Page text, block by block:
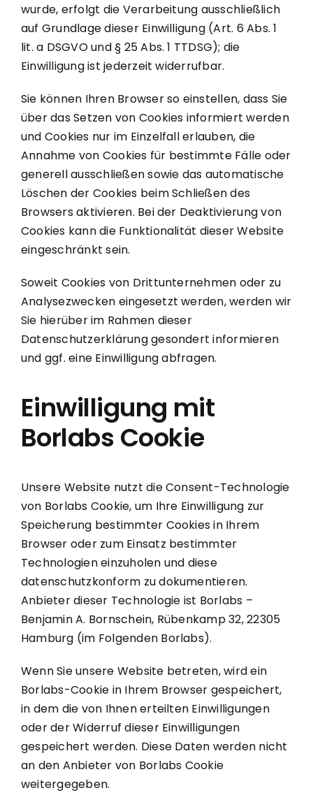
wurde, erfolgt die Verarbeitung ausschließlich
auf Grundlage dieser Einwilligung (Art. 6 Abs. 1
lit. a DSGVO und § 25 Abs. 1 TTDSG); die
Einwilligung ist jederzeit widerrufbar.
Sie können Ihren Browser so einstellen, dass Sie
über das Setzen von Cookies informiert werden
und Cookies nur im Einzelfall erlauben, die
Annahme von Cookies für bestimmte Fälle oder
generell ausschließen sowie das automatische
Löschen der Cookies beim Schließen des
Browsers aktivieren. Bei der Deaktivierung von
Cookies kann die Funktionalität dieser Website
eingeschränkt sein.
Soweit Cookies von Drittunternehmen oder zu
Analysezwecken eingesetzt werden, werden wir
Sie hierüber im Rahmen dieser
Datenschutzerklärung gesondert informieren
und ggf. eine Einwilligung abfragen.
Einwilligung mit
Borlabs Cookie
Unsere Website nutzt die Consent-Technologie
von Borlabs Cookie, um Ihre Einwilligung zur
Speicherung bestimmter Cookies in Ihrem
Browser oder zum Einsatz bestimmter
Technologien einzuholen und diese
datenschutzkonform zu dokumentieren.
Anbieter dieser Technologie ist Borlabs –
Benjamin A. Bornschein, Rübenkamp 32, 22305
Hamburg (im Folgenden Borlabs).
Wenn Sie unsere Website betreten, wird ein
Borlabs-Cookie in Ihrem Browser gespeichert,
in dem die von Ihnen erteilten Einwilligungen
oder der Widerruf dieser Einwilligungen
gespeichert werden. Diese Daten werden nicht
an den Anbieter von Borlabs Cookie
weitergegeben.